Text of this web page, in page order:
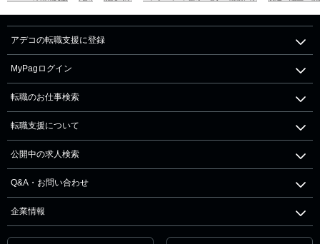
アデコの転職支援に登録
MyPagログイン
転職のお仕事検索
転職支援について
公開中の求人検索
Q&A・お問い合わせ
企業情報